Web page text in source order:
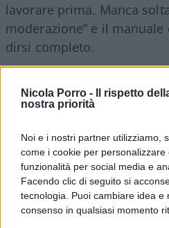
Nicola Porro -
Il rispetto
nostra priorità
Noi e i nostri partner utilizziamo,
come i cookie per
funzionalità per social media e
Facendo clic di seguito si
tecnologia. Puoi cambiare idea e
consenso in qualsiasi momento
lavorare prima. Manca
moderazione” e il
dirsi completo.
Il funzionario europeo,
gradi è opportuno bere
regolamento delegato che
massimo di sorsi
armonizzata del bicchiere
della borraccia. Il